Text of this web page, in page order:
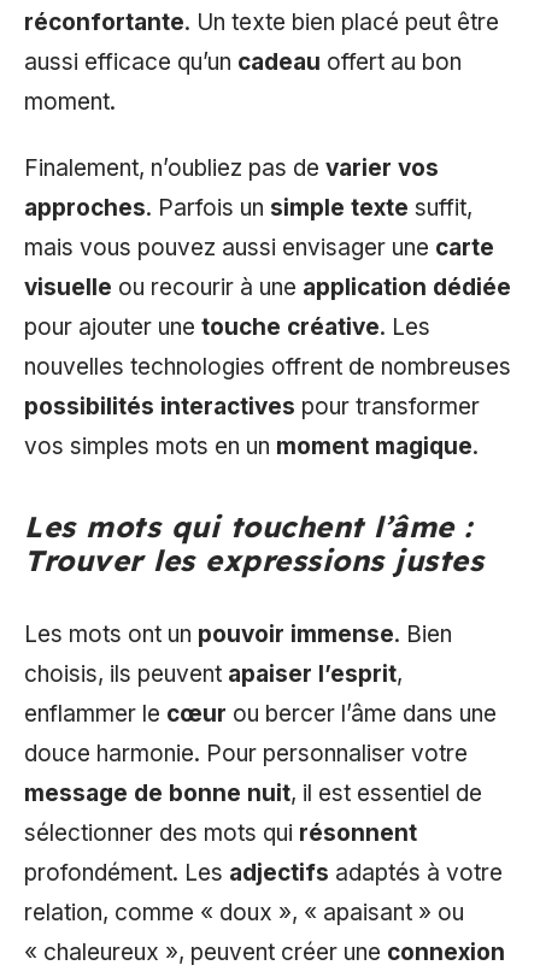
réconfortante. Un texte bien placé peut être
aussi efficace qu’un cadeau offert au bon
moment.
Finalement, n’oubliez pas de varier vos
approches. Parfois un simple texte suffit,
mais vous pouvez aussi envisager une carte
visuelle ou recourir à une application dédiée
pour ajouter une touche créative. Les
nouvelles technologies offrent de nombreuses
possibilités interactives pour transformer
vos simples mots en un moment magique.
Les mots qui touchent l’âme :
Trouver les expressions justes
Les mots ont un pouvoir immense. Bien
choisis, ils peuvent apaiser l’esprit,
enflammer le cœur ou bercer l’âme dans une
douce harmonie. Pour personnaliser votre
message de bonne nuit, il est essentiel de
sélectionner des mots qui résonnent
profondément. Les adjectifs adaptés à votre
relation, comme « doux », « apaisant » ou
« chaleureux », peuvent créer une connexion